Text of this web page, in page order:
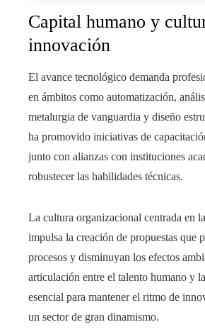
Capital humano y
innovación
El avance tecnológico demanda
en ámbitos como automatización,
metalurgia de vanguardia y diseño
ha promovido iniciativas de
junto con alianzas con instituciones
robustecer las habilidades técnicas.
La cultura organizacional centrada en
impulsa la creación de propuestas que
procesos y disminuyan los efectos
articulación entre el talento humano y
esencial para mantener el ritmo de
un sector de gran dinamismo.